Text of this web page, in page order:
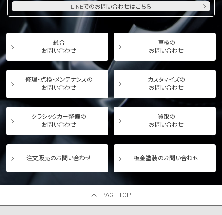
LINEでのお問い合わせはこちら
総合
お問い合わせ
車検の
お問い合わせ
修理・点検・メンテナンスの
お問い合わせ
カスタマイズの
お問い合わせ
クラシックカー整備の
お問い合わせ
買取の
お問い合わせ
注文販売のお問い合わせ 板金塗装のお問い合わせ
PAGE TOP